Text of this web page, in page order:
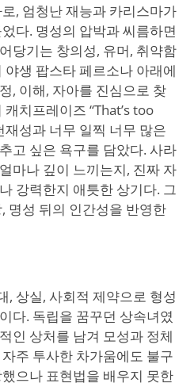
, 엄청난 재능과 카리스마가
다. 명성의 압박과 씨름하면
당기는 창의성, 유머, 취약함
생 팝스타 페르소나 아래에
, 이해, 자아를 진심으로 찾
치프레이즈 “That’s too
성과 너무 일찍 너무 많은
고 싶은 욕구를 담았다. 사라
마나 깊이 느끼는지, 진짜 자
강력한지 애틋한 상기다. 그
명성 뒤의 인간성을 반영한
, 상실, 사회적 제약으로 형성
다. 독립을 꿈꾸던 상속녀였
인 상처를 남겨 모성과 정체
주 투사한 차가움에도 불구
으나 표현법을 배우지 못한